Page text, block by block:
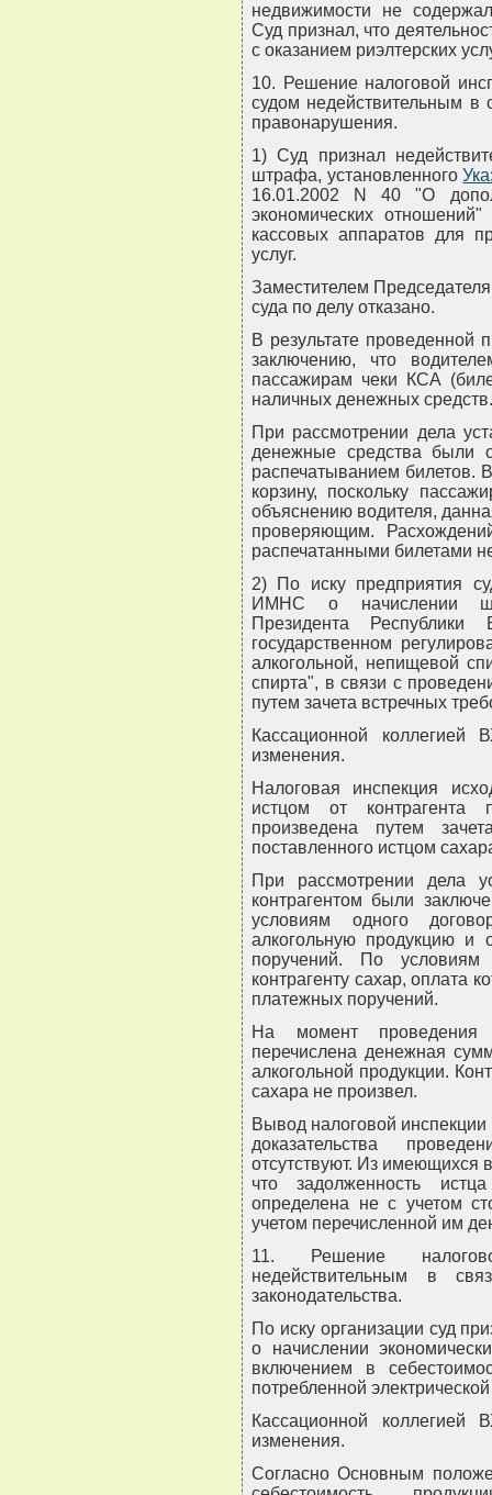
недвижимости не
Суд признал, что
с оказанием риэлтерских
10. Решение налоговой
судом недействительным в
правонарушения.
1) Суд признал
штрафа, установленного
16.01.2002 N 40 "О
экономических
кассовых аппаратов для
услуг.
Заместителем
суда по делу отказано.
В результате проведенной
заключению, что
пассажирам чеки КСА
наличных денежных средств.
При рассмотрении дела
денежные средства были
распечатыванием
корзину, поскольку
объяснению водителя,
проверяющим.
распечатанными билетами
2) По иску предприятия
ИМНС о начислении
Президента
государственном
алкогольной, непищевой
спирта", в связи с
путем зачета встречных
Кассационной
изменения.
Налоговая инспекция
истцом от контрагента
произведена путем
поставленного истцом
При рассмотрении дела
контрагентом были
условиям одного
алкогольную продукцию и
поручений. По условиям
контрагенту сахар, оплата
платежных поручений.
На момент проведения
перечислена денежная
алкогольной продукции.
сахара не произвел.
Вывод налоговой
доказательства
отсутствуют. Из имеющихся
что задолженность
определена не с учетом
учетом перечисленной им
11. Решение
недействительным в
законодательства.
По иску организации суд
о начислении
включением в
потребленной
Кассационной
изменения.
Согласно Основным